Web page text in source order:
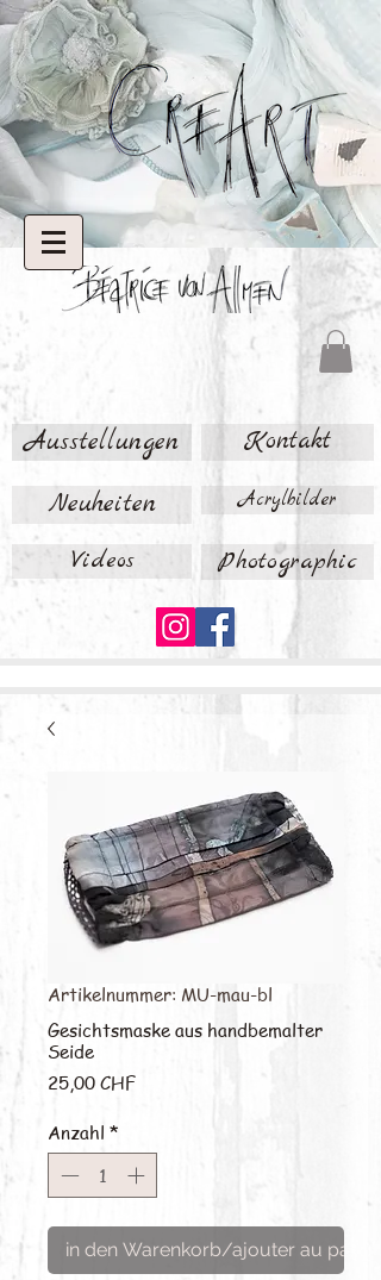
Ausstellungen Kontakt
Neuheiten Acrylbilder
Videos Photographic
Artikelnummer: MU-mau-bl
Gesichtsmaske aus handbemalter
Seide
25,00 CHFPreis
Anzahl *
in den Warenkorb/ajouter au panier